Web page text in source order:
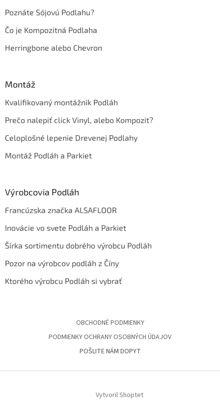
Poznáte Sójovú Podlahu?
Čo je Kompozitná Podlaha
Herringbone alebo Chevron
Montáž
Kvalifikovaný montážnik Podláh
Prečo nalepiť click Vinyl, alebo Kompozit?
Celoplošné lepenie Drevenej Podlahy
Montáž Podláh a Parkiet
Výrobcovia Podláh
Francúzska značka ALSAFLOOR
Inovácie vo svete Podláh a Parkiet
Šírka sortimentu dobrého výrobcu Podláh
Pozor na výrobcov podláh z Číny
Ktorého výrobcu Podláh si vybrať
OBCHODNÉ PODMIENKY
PODMIENKY OCHRANY OSOBNÝCH ÚDAJOV
POŠLITE NÁM DOPYT
Vytvoril Shoptet